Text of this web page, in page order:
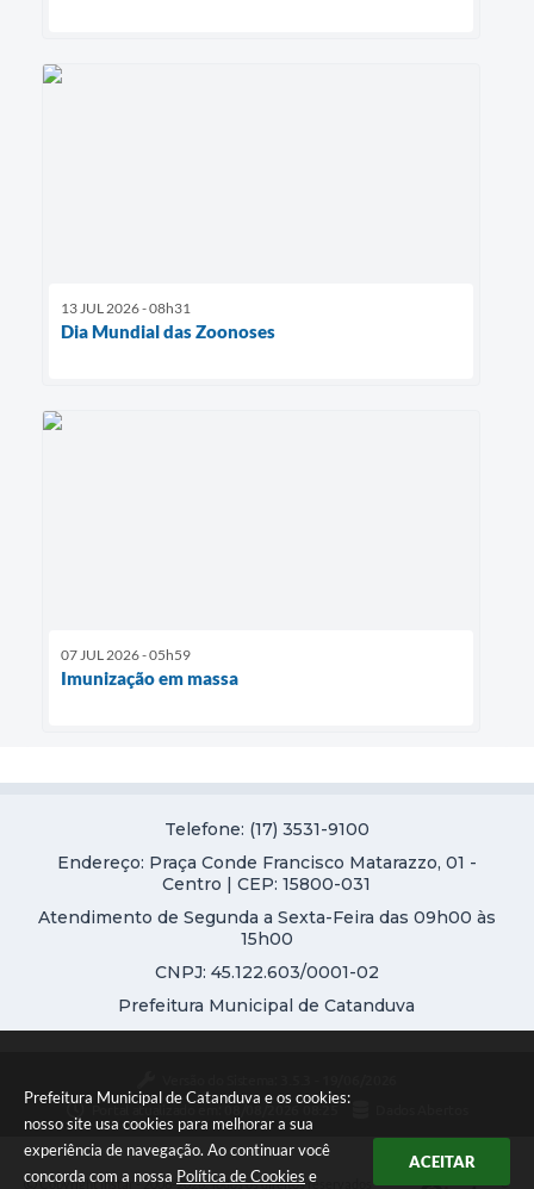
Prefeitura Municipal de Catanduva e os cookies:
nosso site usa cookies para melhorar a sua
experiência de navegação. Ao continuar você
concorda com a nossa Política de Cookies e
ACEITAR
13 JUL 2026 - 08h31
Dia Mundial das Zoonoses
07 JUL 2026 - 05h59
Imunização em massa
Telefone: (17) 3531-9100
Endereço: Praça Conde Francisco Matarazzo, 01 -
Centro | CEP: 15800-031
Atendimento de Segunda a Sexta-Feira das 09h00 às
15h00
CNPJ: 45.122.603/0001-02
Prefeitura Municipal de Catanduva
Portal atualizado em:
Copyright Instar - 2006-2026. Todos os direitos reservados -